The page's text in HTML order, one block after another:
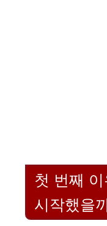
첫 번째
시작했을